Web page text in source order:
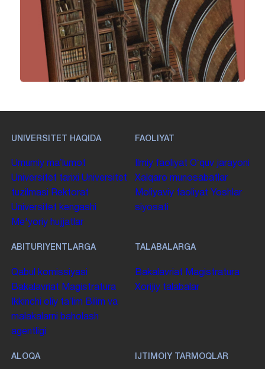
UNIVERSITET HAQIDA
Umumiy maʼlumot
Universitet tarixi Universitet
tuzilmasi
Rektorat
Universitet kengashi
Me'yoriy hujjatlar
FAOLIYAT
Ilmiy faoliyat Oʻquv jarayoni
Xalqaro munosabatlar
Moliyaviy faoliyat Yoshlar
siyosati
ABITURIYENTLARGA
Qabul komissiyasi
Bakalavriat Magistratura
Ikkinchi oliy taʼlim Bilim va
malakalarni baholash
agentligi
TALABALARGA
Bakalavriat Magistratura
Xorijiy talabalar
ALOQA IJTIMOIY TARMOQLAR